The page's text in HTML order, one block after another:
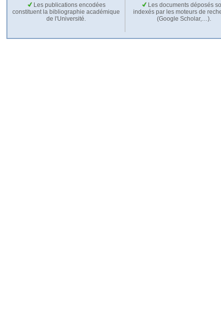
Les publications encodées
constituent la bibliographie académique
de l'Université.
Les documents déposés
indexés par les moteurs de
(Google Scholar,…).